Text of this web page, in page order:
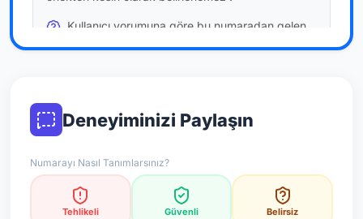
Kullanıcı yorumuna göre bu numaradan gelen
çağrılaratemkinli yaklaşmanızönerilir; bu bir site
resmi doğrulama niteliği taşımaz.
*Not: Değerlendirmeler onaylı kullanıcı yorumlarına göre
güncellenir.
Deneyiminizi Paylaşın
Numarayı Nasıl Tanımlarsınız?
Tehlikeli Güvenli Belirsiz